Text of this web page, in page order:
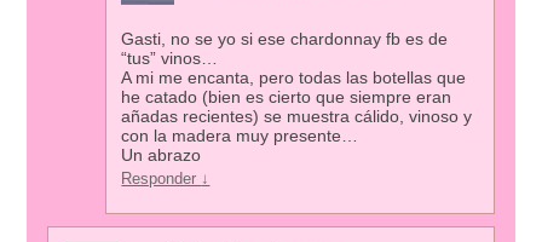
Gasti, no se yo si ese chardonnay fb es de
“tus” vinos…
A mi me encanta, pero todas las botellas que
he catado (bien es cierto que siempre eran
añadas recientes) se muestra cálido, vinoso y
con la madera muy presente…
Un abrazo
Responder ↓